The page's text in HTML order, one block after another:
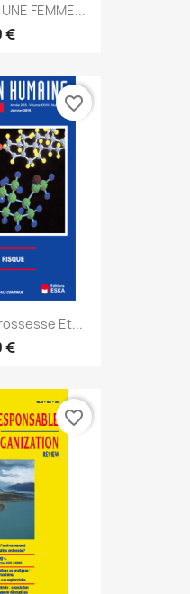
FEMME...
€
Et...
€
favorite_border
favorite_border